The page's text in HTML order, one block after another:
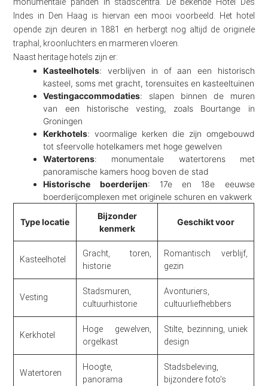
Indes in Den Haag is hiervan een mooi voorbeeld. Het hotel
opende zijn deuren in 1881 en herbergt nog altijd de originele
traphal, kroonluchters en marmeren vloeren.
Naast heritage hotels zijn er:
Kasteelhotels: verblijven in of aan een historisch
kasteel, soms met gracht, torensuites en kasteeltuinen
Vestingaccommodaties: slapen binnen de muren
van een historische vesting, zoals Bourtange in
Groningen
Kerkhotels: voormalige kerken die zijn omgebouwd
tot sfeervolle hotelkamers met hoge gewelven
Watertorens: monumentale watertorens met
panoramische kamers hoog boven de stad
Historische boerderijen: 17e en 18e eeuwse
boerderijcomplexen met originele schuren en vakwerk
Type locatie
Bijzonder
kenmerk
Geschikt voor
Kasteelhotel
Gracht, toren,
historie
Romantisch verblijf,
gezin
Vesting
Stadsmuren,
cultuurhistorie
Avonturiers,
cultuurliefhebbers
Kerkhotel
Hoge gewelven,
orgelkast
Stilte, bezinning, uniek
design
Watertoren
Hoogte,
panorama
Stadsbeleving,
bijzondere foto’s